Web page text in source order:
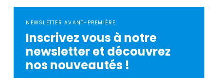
NEWSLETTER AVANT-PREMIÈRE
Inscrivez vous à notre
newsletter et découvrez
nos nouveautés !